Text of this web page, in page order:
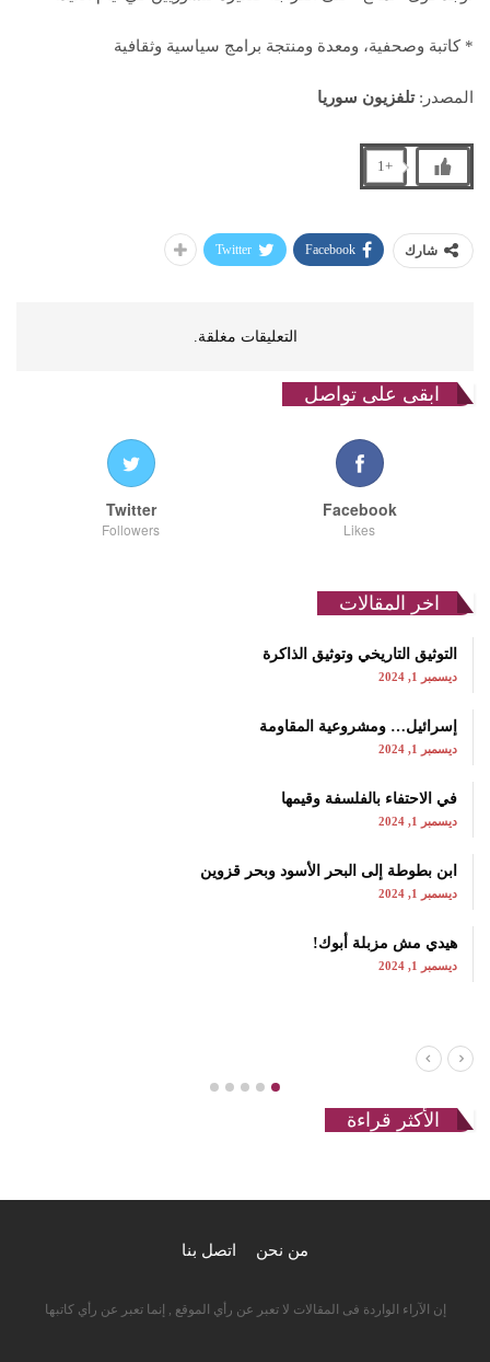
* كاتبة وصحفية، ومعدة ومنتجة برامج سياسية وثقافية
المصدر:تلفزيون سوريا
+1
شارك Facebook
Twitter
التعليقات مغلقة.
ابقى على تواصل
Facebook
Likes
Twitter
Followers
اخر المقالات
التوثيق التاريخي وتوثيق الذاكرة
ديسمبر 1, 2024
إسرائيل… ومشروعية المقاومة
ديسمبر 1, 2024
في الاحتفاء بالفلسفة وقيمها
ديسمبر 1, 2024
ابن بطوطة إلى البحر الأسود وبحر قزوين
ديسمبر 1, 2024
هيدي مش مزبلة أبوك!
ديسمبر 1, 2024
الأكثر قراءة
من نحن اتصل بنا
إن الآراء الواردة فى المقالات لا تعبر عن رأي الموقع , إنما تعبر عن رأي كاتبها